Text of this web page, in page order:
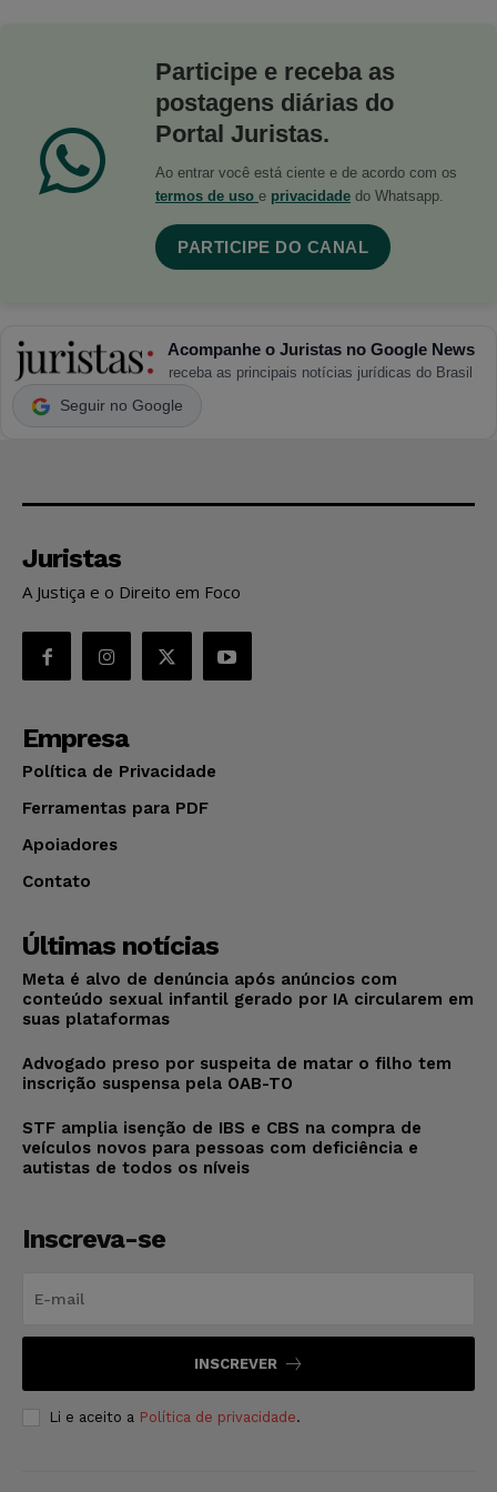
Participe e receba as
postagens diárias do
Portal Juristas.
Ao entrar você está ciente e de acordo com os
termos de uso e privacidade do Whatsapp.
PARTICIPE DO CANAL
Acompanhe o Juristas no Google News
receba as principais notícias jurídicas do Brasil
Seguir no Google
Juristas
A Justiça e o Direito em Foco
Empresa
Política de Privacidade
Ferramentas para PDF
Apoiadores
Contato
Últimas notícias
Meta é alvo de denúncia após anúncios com
conteúdo sexual infantil gerado por IA circularem em
suas plataformas
Advogado preso por suspeita de matar o filho tem
inscrição suspensa pela OAB-TO
STF amplia isenção de IBS e CBS na compra de
veículos novos para pessoas com deficiência e
autistas de todos os níveis
Inscreva-se
INSCREVER
Li e aceito a Política de privacidade.